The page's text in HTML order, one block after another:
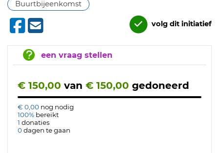
Buurtbijeenkomst
volg dit initiatief
een vraag stellen
€ 150,00 van € 150,00 gedoneerd
€ 0,00 nog nodig
100% bereikt
1 donaties
0dagen te gaan